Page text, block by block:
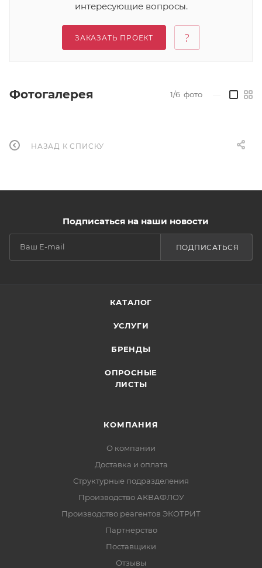
интересующие вопросы.
ЗАКАЗАТЬ ПРОЕКТ
Фотогалерея 1/6 фото
НАЗАД К СПИСКУ
Подписаться на наши новости
ПОДПИСАТЬСЯ
КАТАЛОГ
УСЛУГИ
БРЕНДЫ
ОПРОСНЫЕ
ЛИСТЫ
КОМПАНИЯ
О компании
Доставка и оплата
Структурные подразделения
Производство АКВАФЛОУ
Производство реагентов ЭКОТРИТ
Партнерство
Поставщики
Отзывы